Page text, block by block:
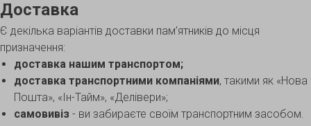
Доставка
Є декілька варіантів доставки пам’ятників до місця
призначення:
доставка нашим транспортом;
доставка транспортними компаніями, такими як «Нова
Пошта», «Ін-Тайм», «Делівери»;
самовивіз - ви забираєте своїм транспортним засобом.